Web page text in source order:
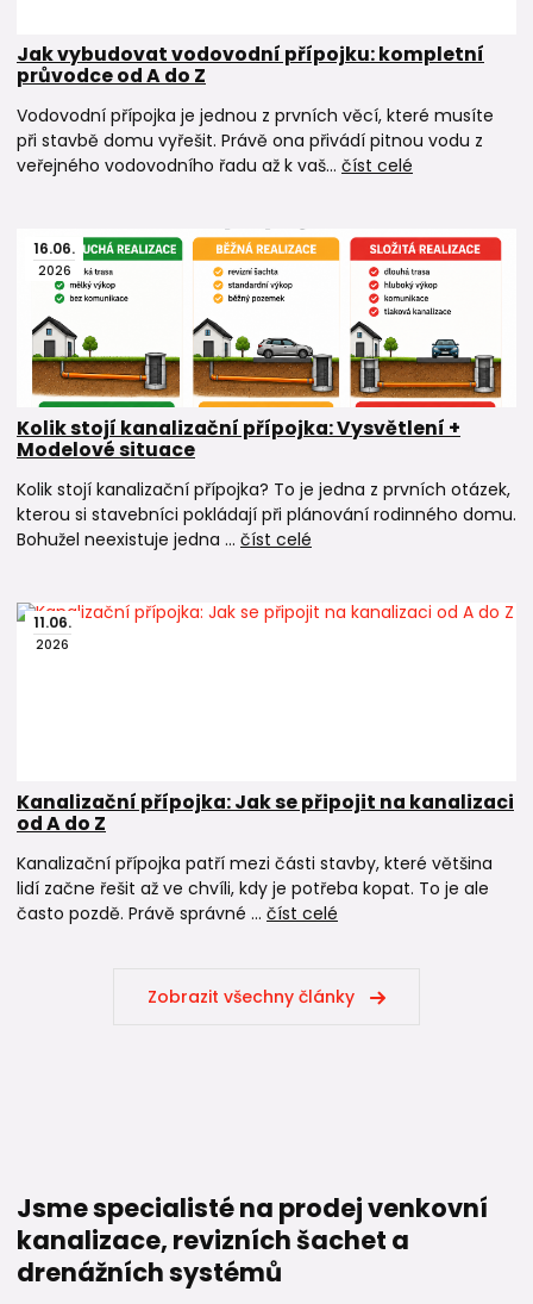
Jak vybudovat vodovodní přípojku: kompletní
průvodce od A do Z
Vodovodní přípojka je jednou z prvních věcí, které musíte
při stavbě domu vyřešit. Právě ona přivádí pitnou vodu z
veřejného vodovodního řadu až k vaš... číst celé
16.06.
2026
Kolik stojí kanalizační přípojka: Vysvětlení +
Modelové situace
Kolik stojí kanalizační přípojka? To je jedna z prvních otázek,
kterou si stavebníci pokládají při plánování rodinného domu.
Bohužel neexistuje jedna ... číst celé
11.06.
2026
Kanalizační přípojka: Jak se připojit na kanalizaci
od A do Z
Kanalizační přípojka patří mezi části stavby, které většina
lidí začne řešit až ve chvíli, kdy je potřeba kopat. To je ale
často pozdě. Právě správné ... číst celé
Zobrazit všechny články
Jsme specialisté na prodej venkovní
kanalizace, revizních šachet a
drenážních systémů